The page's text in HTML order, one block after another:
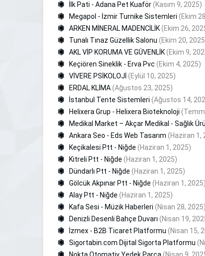
İlk Pati - Adana Pet Kuaför(Kasım 9, 2025)
Megapol - İzmir Turnike Sistemleri (Ekim
ARKEN MİNERAL MADENCİLİK(Ekim 26,
Tunalı Tınaz Güzellik Salonu (Ekim 20,
AKL VİP KORUMA VE GÜVENLİK(Ekim 9,
Keçiören Sineklik - Erva Pvc (Ekim 4, 2025)
VİVERE PSİKOLOJİ (Eylül 10, 2025)
ERDAL KLİMA(Ağustos 23, 2025)
İstanbul Tente Sistemleri (Ağustos 14,
Helixera Grup - Helixera Bioteknoloji
Medikal Market – Akçar Medikal - Sağlık
Ankara Seo - Eds Web Tasarım (Haziran 1,
Keçikalesi Ptt - Niğde (Haziran 1, 2025)
Kitreli Ptt - Niğde (Haziran 1, 2025)
Dündarlı Ptt - Niğde (Haziran 1, 2025)
Gölcük Akpınar Ptt - Niğde (Haziran 1, 2025)
Alay Ptt - Niğde (Haziran 1, 2025)
Kafa Sesi - Müzik Haberleri (Nisan 28, 2025)
Denizli Desenli Bahçe Duvarı (Nisan 19,
İzmex - B2B Ticaret Platformu (Nisan 15,
Sigortabin.com Dijital Sigorta Platformu